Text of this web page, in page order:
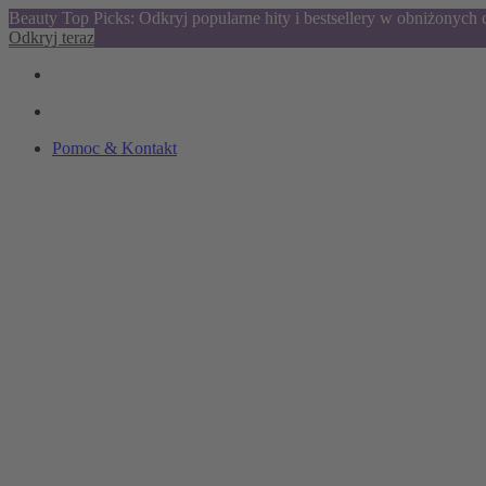
Beauty Top Picks: Odkryj popularne hity i bestsellery w obniżonych
Odkryj teraz
Pomoc & Kontakt